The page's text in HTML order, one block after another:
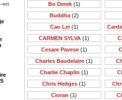
uri.
Bo Derek(1)
Buddha(2)
Cao Lei(1)
CARMEN SYLVA (1)
Cesare Pavese(1)
Charles Baudelaire (1)
Charlie Chaplin (1)
Chris Hedges (1)
Cioran (1)